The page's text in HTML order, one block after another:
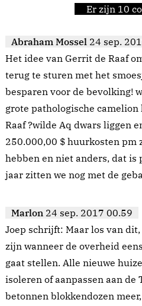
Er zijn 10
Abraham Mossel 24 sep.
Het idee van Gerrit de Raaf
terug te sturen met het
besparen voor de bevolking!
grote pathologische camelion
Raaf ?wilde Aq dwars liggen
250.000,00 $ huurkosten pm
hebben en niet anders, dat is
jaar zitten we nog met de
Marlon 24 sep. 2017 00.59
Joep schrijft: Maar los van
zijn wanneer de overheid
gaat stellen. Alle nieuwe
isoleren of aanpassen aan de
betonnen blokkendozen